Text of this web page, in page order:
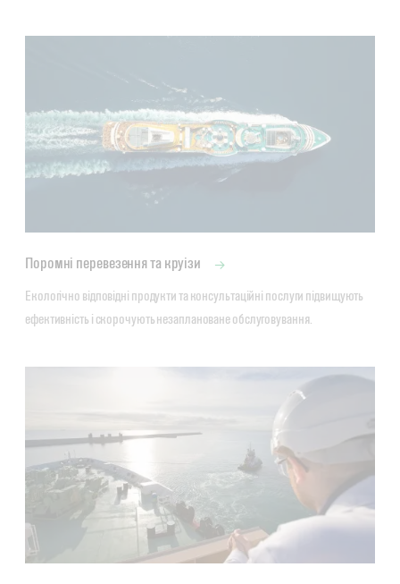
Поромні перевезення та круізи
Екологічно відповідні продукти та консультаційні послуги підвищують
ефективність і скорочують незаплановане обслуговування.